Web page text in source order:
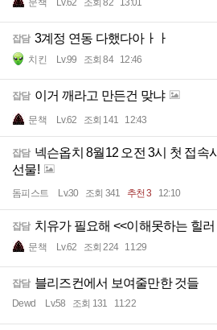
문책 Lv.62 조회 82 13:01
잡담 3계정 연동 다했다아ㅏㅏ
치킨 Lv.99 조회 84 12:46
잡담 이거 깨라고 만든건 맞냐
문책 Lv.62 조회 141 12:43
잡담 넥슨옵치 8월12 오전 3시 첫 접속
선물!
돔피스트 Lv.30 조회 341 추천 3 12:10
잡담 치유가 필요해 <<이해못하는 힐
문책 Lv.62 조회 224 11:29
잡담 블리즈컨에서 보여줄만한 것들
Dewd Lv.58 조회 131 11:22